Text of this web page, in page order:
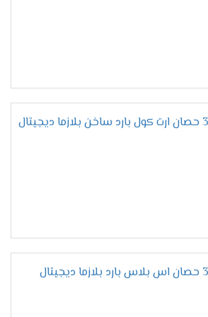
إل جي أرتيكول
– التبريد الذكي بأقصى
/ التدفئة – راحة تامة
يضاهيالراحة المطلقةخلال الصيف
يأتي تكييف إل جي أرتيكول
سعر تكييف ال جى 3 حصان ارت كول بارد ساخن بلازما ديجيتال
سعر تكييف ال جى 3 حصان اس بلاس بارد بلازما ديجيتال